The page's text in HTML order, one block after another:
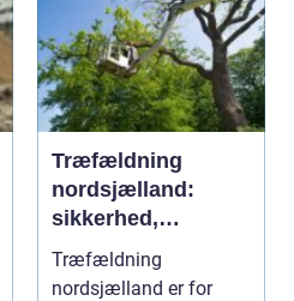
Træfældning
nordsjælland:
sikkerhed,
planlægning og
professionel hjælp
Træfældning
nordsjælland er for